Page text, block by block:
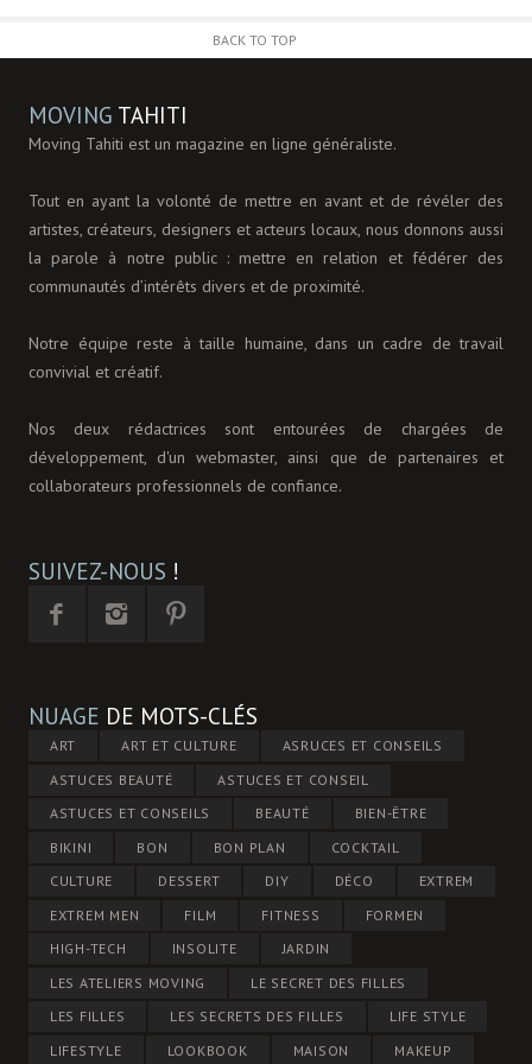
BACK TO TOP
MOVING TAHITI
Moving Tahiti est un magazine en ligne généraliste.
Tout en ayant la volonté de mettre en avant et de révéler des
artistes, créateurs, designers et acteurs locaux, nous donnons aussi
la parole à notre public : mettre en relation et fédérer des
communautés d’intérêts divers et de proximité.
Notre équipe reste à taille humaine, dans un cadre de travail
convivial et créatif.
Nos deux rédactrices sont entourées de chargées de
développement, d'un webmaster, ainsi que de partenaires et
collaborateurs professionnels de confiance.
SUIVEZ-NOUS !
NUAGE DE MOTS-CLÉS
ART ART ET CULTURE
ASRUCES ET CONSEILS
ASTUCES BEAUTÉ
ASTUCES ET CONSEIL
ASTUCES ET CONSEILS
BEAUTÉ
BIEN-ÊTRE
BIKINI
BON BON PLAN
COCKTAIL
CULTURE
DESSERT DIY DÉCO
EXTREM
EXTREM MEN
FILM FITNESS
FORMEN
HIGH-TECH
INSOLITE
JARDIN
LES ATELIERS MOVING
LE SECRET DES FILLES
LES FILLES
LES SECRETS DES FILLES
LIFE STYLE
LIFESTYLE
LOOKBOOK MAISON MAKEUP